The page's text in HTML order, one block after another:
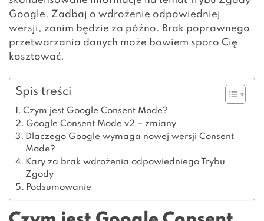
Google. Zadbaj o wdrożenie odpowiedniej
wersji, zanim będzie za późno. Brak poprawnego
przetwarzania danych może bowiem sporo Cię
kosztować.
Spis treści
Czym jest Google Consent Mode?
Google Consent Mode v2 – zmiany
Dlaczego Google wymaga nowej wersji Consent
Mode?
Kary za brak wdrożenia odpowiedniego Trybu
Zgody
Podsumowanie